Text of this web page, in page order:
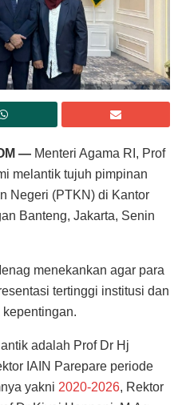
— Menteri Agama RI, Prof
melantik tujuh pimpinan
Negeri (PTKN) di Kantor
Banteng, Jakarta, Senin
menekankan agar para
tertinggi institusi dan
adalah Prof Dr Hj
IAIN Parepare periode
yakni 2020-2026, Rektor